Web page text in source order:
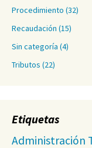
Procedimiento (32)
Recaudación (15)
Sin categoría (4)
Tributos (22)
Etiquetas
Administración